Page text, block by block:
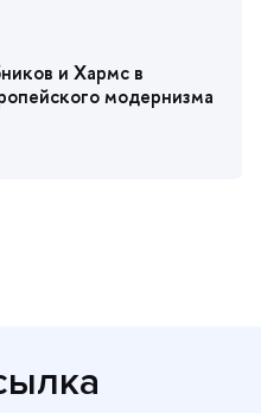
и Хармс
модернизма